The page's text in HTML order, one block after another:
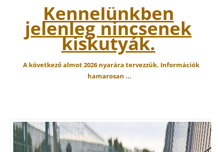
Kennelünkben
jelenleg nincsenek
kiskutyák.
A következő almot 2026 nyarára tervezzük. Információk
hamarosan ...